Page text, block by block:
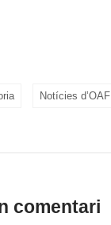
Notícies d’OAFI
comentari